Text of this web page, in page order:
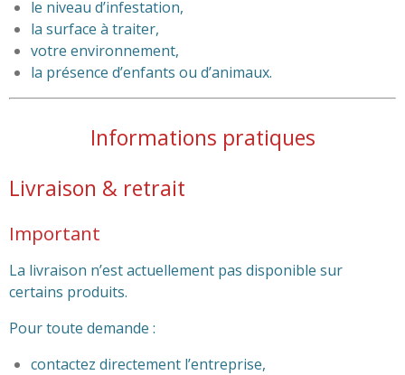
le niveau d’infestation,
la surface à traiter,
votre environnement,
la présence d’enfants ou d’animaux.
Informations pratiques
Livraison & retrait
Important
La livraison n’est actuellement pas disponible sur
certains produits.
Pour toute demande :
contactez directement l’entreprise,